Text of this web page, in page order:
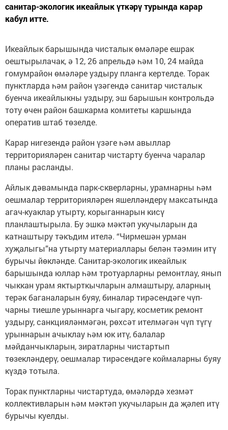
санитар-экологик икеайлык үткәрү турында карар
кабул итте.
Икеайлык барышында чисталык өмәләре ешрак
оештырылачак, ә 12, 26 апрельдә һәм 10, 24 майда
гомумрайон өмәләре уздыру планга кертелде. Торак
пунктларда һәм район үзәгендә санитар чисталык
буенча икеайлыкны уздыру, эш барышын контрольдә
тоту өчен район башкарма комитеты каршында
оператив штаб төзелде.
Карар нигезендә район үзәге һәм авыллар
территорияләрен санитар чистарту буенча чаралар
планы расланды.
Айлык дәвамында парк-скверларны, урамнарны һәм
оешмалар территорияләрен яшелләндерү максатында
агач-куаклар утырту, корыганнарын кисү
планлаштырыла. Бу эшкә мәктәп укучыларын да
катнаштыру тәкъдим ителә. “Чирмешән урман
хуҗалыгы”на утырту материаллары белән тәэмин итү
бурычы йөкләнде. Санитар-экологик икеайлык
барышында юллар һәм тротуарларны ремонтлау, янып
чыккан урам яктырткычларын алмаштыру, аларның
терәк баганаларын буяу, биналар тирәсендәге чүп-
чарны тиешле урыннарга чыгару, косметик ремонт
уздыру, санкцияләнмәгән, рөхсәт ителмәгән чүп түгү
урыннарын ачыклау һәм юк итү, балалар
мәйданчыкларын, зиратларны чистартып
төзекләндерү, оешмалар тирәсендәге коймаларны буяу
күздә тотыла.
Торак пунктларны чистартуда, өмәләрдә хезмәт
коллективларын һәм мәктәп укучыларын да җәлеп итү
бурычы куелды.